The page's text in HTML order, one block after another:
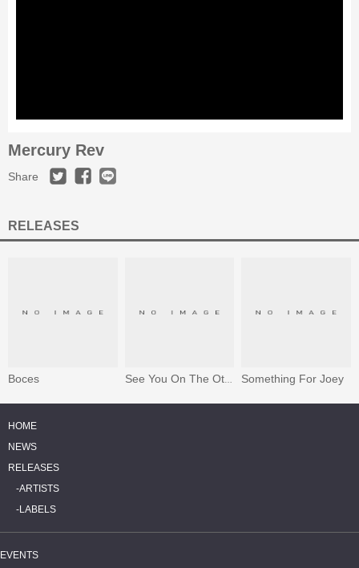
Mercury Rev
Share
RELEASES
Boces See You On The Other Side Something For Joey
HOME
NEWS
RELEASES
ARTISTS
LABELS
EVENTS